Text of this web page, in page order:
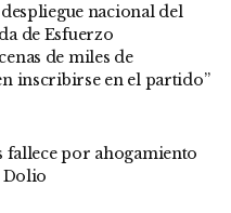
nacional del
de Esfuerzo
de miles de
inscribirse en el partido”
fallece por ahogamiento
Dolio